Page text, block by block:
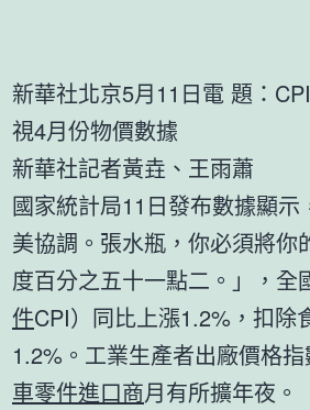
新華社北京5月11日電 題：
視4月份物價數據
新華社記者黃垚、王雨蕭
國家統計局11日發布數據顯
美協調。張水瓶，你必須將
度百分之五十一點二。」，全
件CPI）同比上漲1.2%，扣除
1.2%。工業生產者出廠價格
車零件進口商月有所擴年夜。